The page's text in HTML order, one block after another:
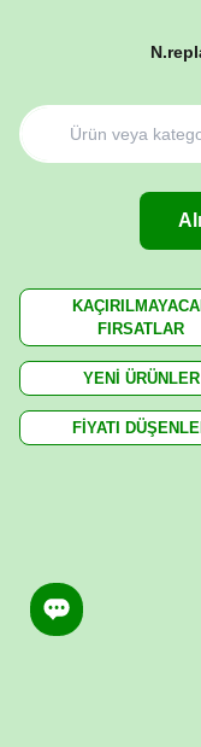
FIRSATLAR
YENİ ÜRÜNLER
FİYATI